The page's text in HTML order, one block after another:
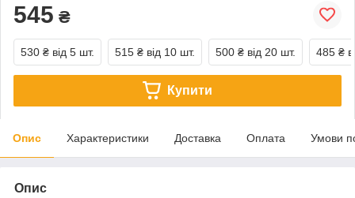
545 ₴
530 ₴ від 5 шт. 515 ₴ від 10 шт. 500 ₴ від 20 шт. 485 ₴
Купити
Опис Характеристики Доставка Оплата Умови
Опис